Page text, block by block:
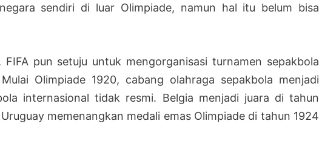
sendiri di luar Olimpiade, namun hal itu belum bisa
FIFA pun setuju untuk mengorganisasi turnamen sepakbola
Olimpiade 1920, cabang olahraga sepakbola menjadi
internasional tidak resmi. Belgia menjadi juara di tahun
memenangkan medali emas Olimpiade di tahun 1924